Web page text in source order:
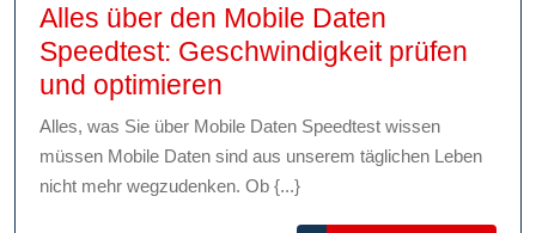
Alles über den Mobile Daten
Speedtest: Geschwindigkeit prüfen
und optimieren
über
den
Mobile
Alles, was Sie über Mobile Daten Speedtest wissen
müssen Mobile Daten sind aus unserem täglichen Leben
nicht mehr wegzudenken. Ob {...}